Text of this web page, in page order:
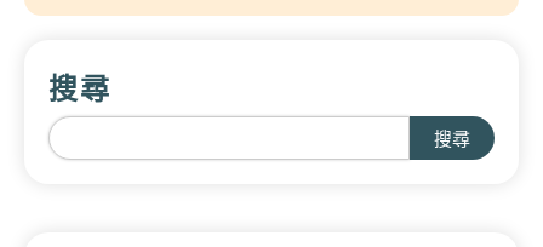
搜尋
搜尋